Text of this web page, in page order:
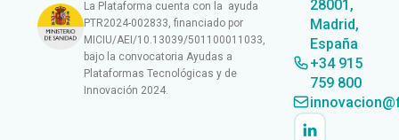
La Plataforma cuenta con la ayuda
PTR2024-002833, financiado por
MICIU/AEI/10.13039/501100011033,
bajo la convocatoria Ayudas a
Plataformas Tecnológicas y de
Innovación 2024.
28001,
Madrid,
España
+34 915
759 800